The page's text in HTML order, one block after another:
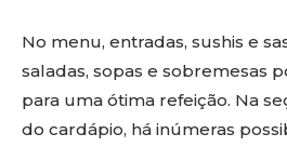
No menu, entradas, sushis e
saladas, sopas e sobremesas
para uma ótima refeição. Na
do cardápio, há inúmeras